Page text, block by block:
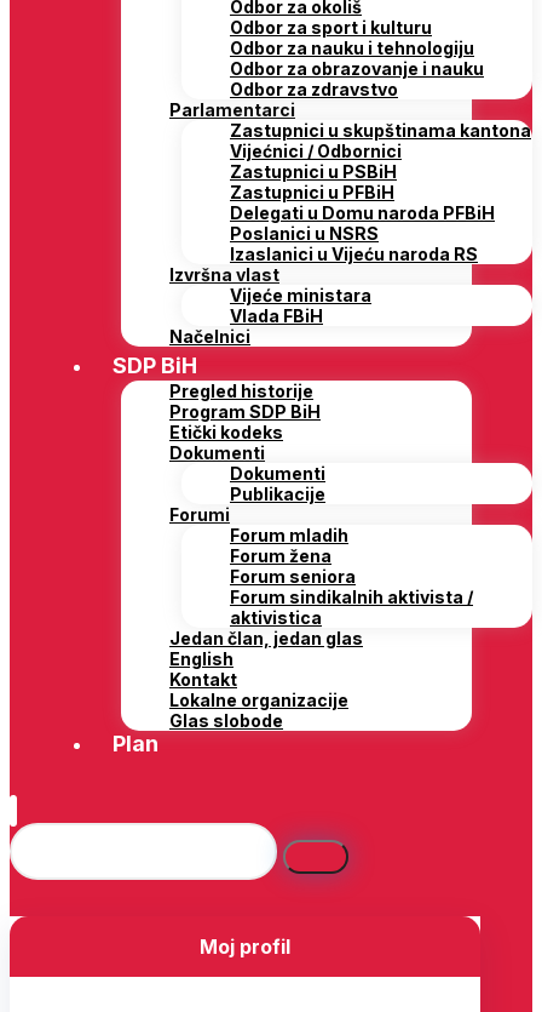
Odbor za okoliš
Odbor za sport i kulturu
Odbor za nauku i tehnologiju
Odbor za obrazovanje i nauku
Odbor za zdravstvo
Parlamentarci
Zastupnici u skupštinama kantona
Vijećnici / Odbornici
Zastupnici u PSBiH
Zastupnici u PFBiH
Delegati u Domu naroda PFBiH
Poslanici u NSRS
Izaslanici u Vijeću naroda RS
Izvršna vlast
Vijeće ministara
Vlada FBiH
Načelnici
SDP BiH
Pregled historije
Program SDP BiH
Etički kodeks
Dokumenti
Dokumenti
Publikacije
Forumi
Forum mladih
Forum žena
Forum seniora
Forum sindikalnih aktivista /
aktivistica
Jedan član, jedan glas
English
Kontakt
Lokalne organizacije
Glas slobode
Plan
Moj profil